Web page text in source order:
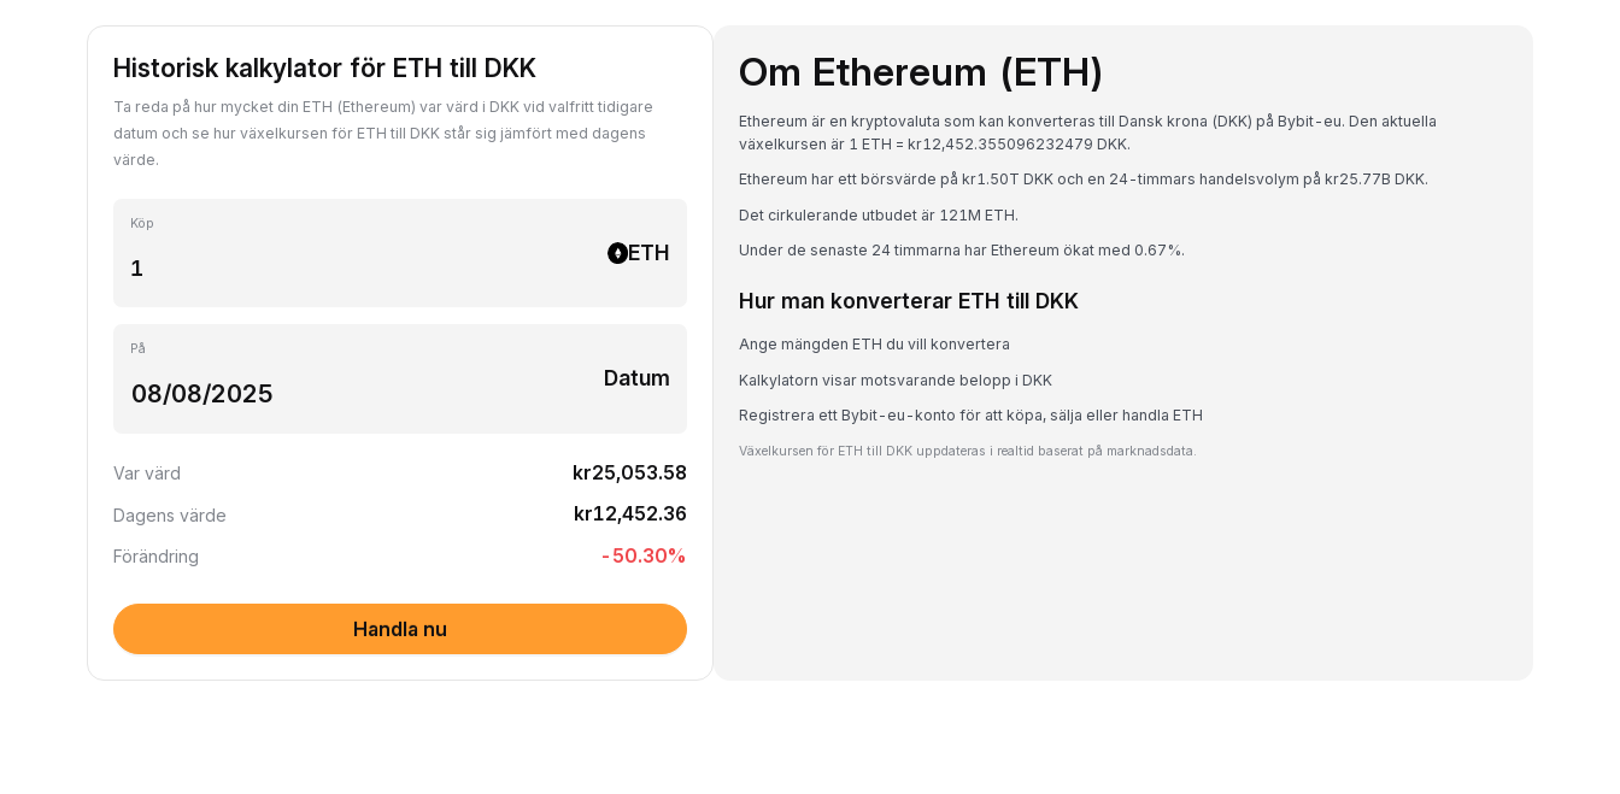
Historisk kalkylator för ETH till DKK
Ta reda på hur mycket din ETH (Ethereum) var värd i DKK vid valfritt tidigare
datum och se hur växelkursen för ETH till DKK står sig jämfört med dagens
värde.
Köp
ETH
På
Datum
Var värd kr25,053.58
Dagens värde kr12,452.36
Förändring -50.30%
Handla nu
Om Ethereum (ETH)
Ethereum är en kryptovaluta som kan konverteras till Dansk krona (DKK) på Bybit-eu. Den aktuella
växelkursen är 1 ETH = kr12,452.355096232479 DKK.
Ethereum har ett börsvärde på kr1.50T DKK och en 24-timmars handelsvolym på kr25.77B DKK.
Det cirkulerande utbudet är 121M ETH.
Under de senaste 24 timmarna har Ethereum ökat med 0.67%.
Hur man konverterar ETH till DKK
Ange mängden ETH du vill konvertera
Kalkylatorn visar motsvarande belopp i DKK
Registrera ett Bybit-eu-konto för att köpa, sälja eller handla ETH
Växelkursen för ETH till DKK uppdateras i realtid baserat på marknadsdata.